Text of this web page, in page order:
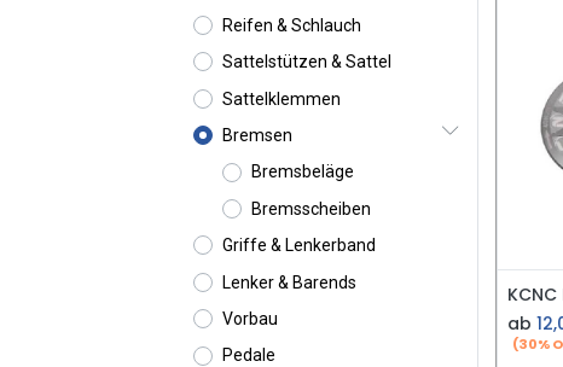
Reifen & Schlauch
Sattelstützen & Sattel
Sattelklemmen
Bremsen
Bremsbeläge
Bremsscheiben
Griffe & Lenkerband
Lenker & Barends
Vorbau
Pedale
ab
(30%